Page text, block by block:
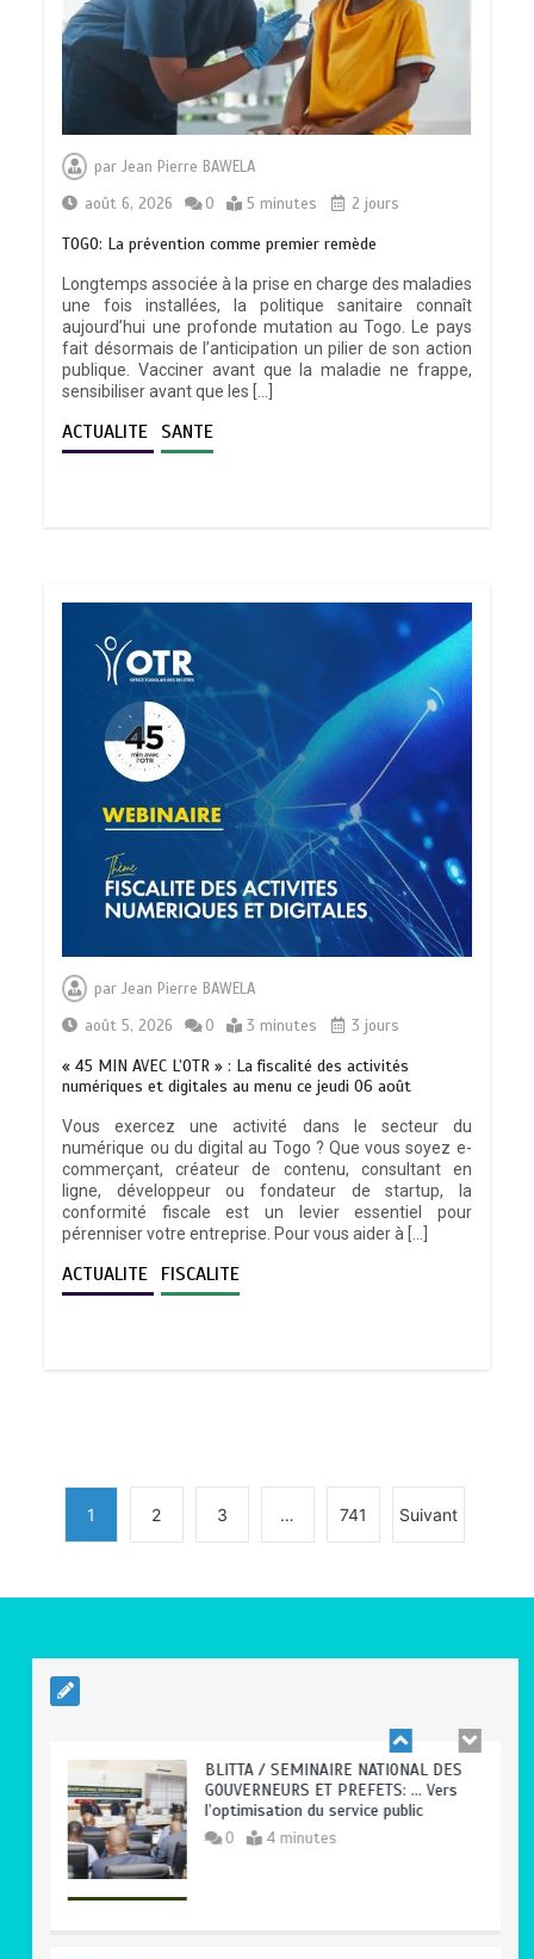
parJean Pierre BAWELA
août 6, 2026
0 5 minutes 2 jours
TOGO: La prévention comme premier remède
Longtemps associée à la prise en charge des maladies
une fois installées, la politique sanitaire connaît
aujourd’hui une profonde mutation au Togo. Le pays
fait désormais de l’anticipation un pilier de son action
publique. Vacciner avant que la maladie ne frappe,
sensibiliser avant que les […]
ACTUALITE SANTE
parJean Pierre BAWELA
août 5, 2026
0 3 minutes 3 jours
« 45 MIN AVEC L’OTR » : La fiscalité des activités
numériques et digitales au menu ce jeudi 06 août
Vous exercez une activité dans le secteur du
numérique ou du digital au Togo ? Que vous soyez e-
commerçant, créateur de contenu, consultant en
ligne, développeur ou fondateur de startup, la
conformité fiscale est un levier essentiel pour
pérenniser votre entreprise. Pour vous aider à […]
ACTUALITE FISCALITE
1 2 3 … 741 Suivant
0 5 minutes
TOGO : Sauver la mère devient un
indicateur de civilisation
4 minutes
BLITTA / SEMINAIRE NATIONAL DES
l’optimisation du service public
4 minutes
RODRI AU BARÇA PLUTOT QU’AU REAL
MADRID : Les révélations chocs de
Pep Guardiola…
5 minutes
BLITTA / SEMINAIRE NATIONAL DES
GOUVERNEURS ET PREFETS: … Vers
l’optimisation du service public
0 4 minutes